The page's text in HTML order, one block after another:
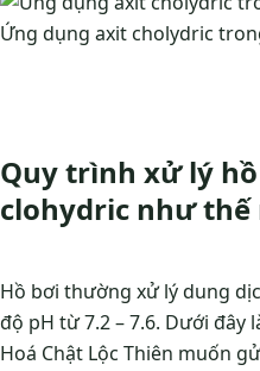
Ứng dụng axit cholydric
Quy trình xử lý
clohydric như thế
Hồ bơi thường xử lý dung
độ pH từ 7.2 – 7.6. Dưới đây
Hoá Chật Lộc Thiên muốn